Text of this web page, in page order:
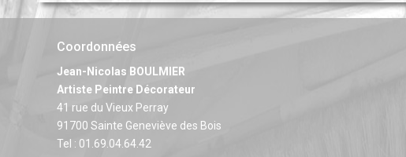
Coordonnées
Jean-Nicolas BOULMIER
Artiste Peintre Décorateur
41 rue du Vieux Perray
91700 Sainte Geneviève des Bois
Tel : 01.69.04.64.42